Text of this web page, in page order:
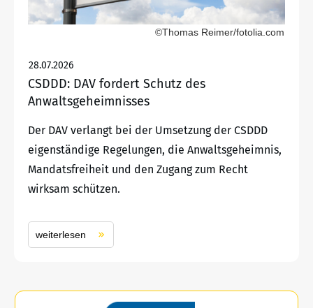
©Thomas Reimer/fotolia.com
28.07.2026
CSDDD: DAV fordert Schutz des
Anwaltsgeheimnisses
Der DAV verlangt bei der Umsetzung der CSDDD
eigenständige Regelungen, die Anwaltsgeheimnis,
Mandatsfreiheit und den Zugang zum Recht
wirksam schützen.
weiterlesen